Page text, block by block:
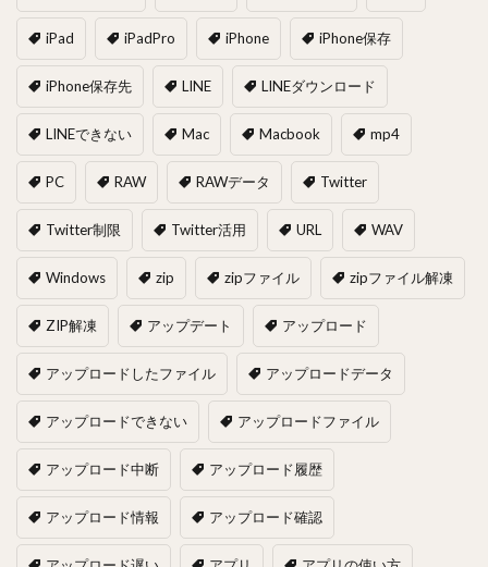
iPad iPadPro iPhone iPhone保存
iPhone保存先 LINE LINEダウンロード
LINEできない Mac Macbook mp4
PC RAW RAWデータ Twitter
Twitter制限 Twitter活用 URL WAV
Windows zip zipファイル zipファイル解凍
ZIP解凍 アップデート アップロード
アップロードしたファイル アップロードデータ
アップロードできない アップロードファイル
アップロード中断 アップロード履歴
アップロード情報 アップロード確認